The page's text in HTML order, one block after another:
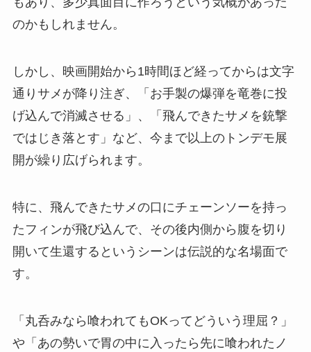
のかもしれません。
しかし、映画開始から1時間ほど経ってからは文字
通りサメが降り注ぎ、「お手製の爆弾を竜巻に投
げ込んで消滅させる」、「飛んできたサメを銃撃
ではじき落とす」など、今まで以上のトンデモ展
開が繰り広げられます。
特に、飛んできたサメの口にチェーンソーを持っ
たフィンが飛び込んで、その後内側から腹を切り
開いて生還するというシーンは伝説的な名場面で
す。
「丸呑みなら喰われてもOKってどういう理屈？」
や「あの勢いで胃の中に入ったら先に喰われたノ